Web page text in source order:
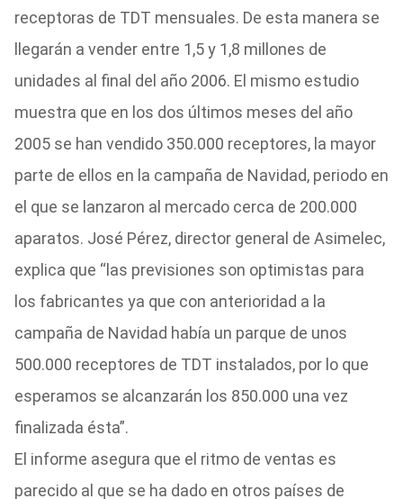
receptoras de TDT mensuales. De esta manera se
llegarán a vender entre 1,5 y 1,8 millones de
unidades al final del año 2006. El mismo estudio
muestra que en los dos últimos meses del año
2005 se han vendido 350.000 receptores, la mayor
parte de ellos en la campaña de Navidad, periodo en
el que se lanzaron al mercado cerca de 200.000
aparatos. José Pérez, director general de Asimelec,
explica que “las previsiones son optimistas para
los fabricantes ya que con anterioridad a la
campaña de Navidad había un parque de unos
500.000 receptores de TDT instalados, por lo que
esperamos se alcanzarán los 850.000 una vez
finalizada ésta”.
El informe asegura que el ritmo de ventas es
parecido al que se ha dado en otros países de